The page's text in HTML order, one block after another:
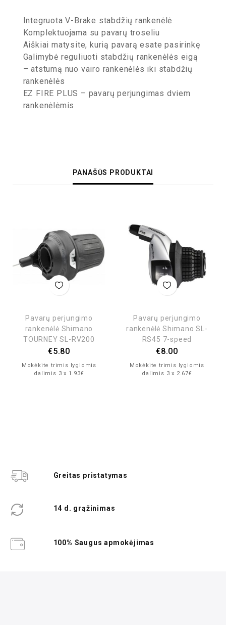
Integruota V-Brake stabdžių rankenėlė
Komplektuojama su pavarų troseliu
Aiškiai matysite, kurią pavarą esate pasirinkę
Galimybė reguliuoti stabdžių rankenėlės eigą
– atstumą nuo vairo rankenėlės iki stabdžių
rankenėlės
EZ FIRE PLUS – pavarų perjungimas dviem
rankenėlėmis
PANAŠŪS PRODUKTAI
Pavarų perjungimo
rankenėlė Shimano
TOURNEY SL-RV200
€5.80
Mokėkite trimis lygiomis
dalimis 3 x 1.93€
Pavarų perjungimo
rankenėlė Shimano SL-
RS45 7-speed
€8.00
Mokėkite trimis lygiomis
dalimis 3 x 2.67€
Greitas pristatymas
14 d. grąžinimas
100% Saugus apmokėjimas